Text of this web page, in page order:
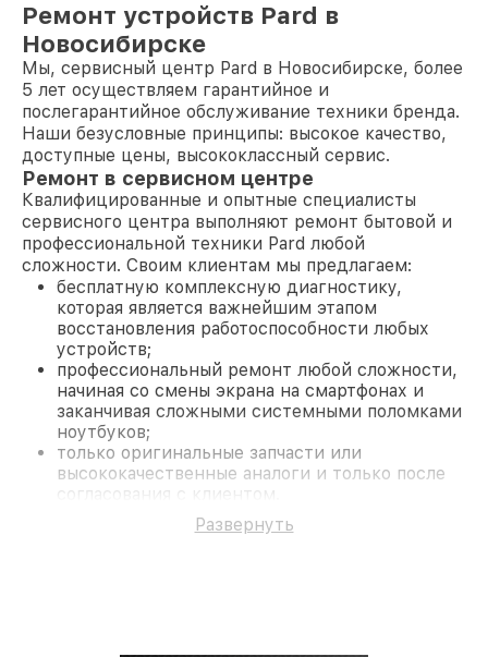
Ремонт устройств Pard в
Новосибирске
Мы, сервисный центр Pard в Новосибирске, более
5 лет осуществляем гарантийное и
послегарантийное обслуживание техники бренда.
Наши безусловные принципы: высокое качество,
доступные цены, высококлассный сервис.
Ремонт в сервисном центре
Квалифицированные и опытные специалисты
сервисного центра выполняют ремонт бытовой и
профессиональной техники Pard любой
сложности. Своим клиентам мы предлагаем:
бесплатную комплексную диагностику,
которая является важнейшим этапом
восстановления работоспособности любых
устройств;
профессиональный ремонт любой сложности,
начиная со смены экрана на смартфонах и
заканчивая сложными системными поломками
ноутбуков;
только оригинальные запчасти или
высококачественные аналоги и только после
согласования с клиентом.
На все работы и замененные комплектующие
предоставляется длительная гарантия. В случае
Развернуть